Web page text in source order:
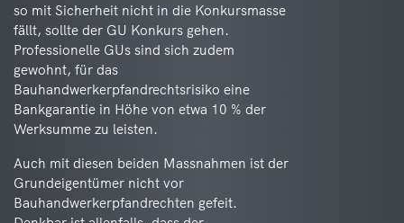
so mit Sicherheit nicht in die Konkursmasse
fällt, sollte der GU Konkurs gehen.
Professionelle GUs sind sich zudem
gewohnt, für das
Bauhandwerkerpfandrechtsrisiko eine
Bankgarantie in Höhe von etwa 10 % der
Werksumme zu leisten.
Auch mit diesen beiden Massnahmen ist der
Grundeigentümer nicht vor
Bauhandwerkerpfandrechten gefeit.